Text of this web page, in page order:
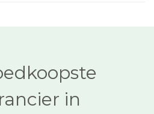
in